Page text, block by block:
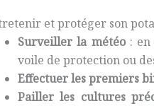
et protéger son
Surveiller la météo: en
voile de protection ou
Effectuer les premiers
Pailler les cultures